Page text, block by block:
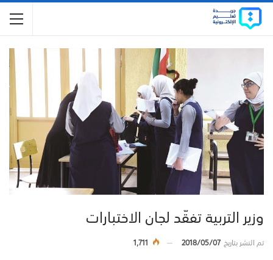
وزير التربية تفقّد لجان الاختبارات
تم النشر بتاريخ2018/05/07
1,711